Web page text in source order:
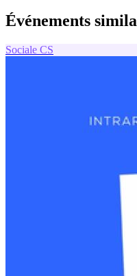
Événements
Sociale CS